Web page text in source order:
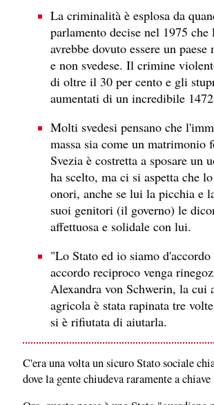
La criminalità è esplosa da
parlamento decise nel 1975 che
avrebbe dovuto essere un
e non svedese. Il crimine
di oltre il 30 per cento e gli
aumentati di un incredibile
Molti svedesi pensano che
massa sia come un matrimonio
Svezia è costretta a sposare un
ha scelto, ma ci si aspetta che
onori, anche se lui la picchia e
suoi genitori (il governo) le
affettuosa e solidale con lui.
"Lo Stato ed io siamo
accordo reciproco venga
Alexandra von Schwerin, la cui
agricola è stata rapinata tre
si è rifiutata di aiutarla.
C'era una volta un sicuro Stato sociale
dove la gente chiudeva raramente a